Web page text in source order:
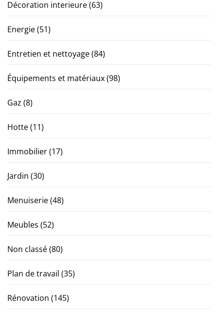
Décoration interieure(63)
Energie(51)
Entretien et nettoyage(84)
Équipements et matériaux(98)
Gaz (8)
Hotte(11)
Immobilier(17)
Jardin (30)
Menuiserie(48)
Meubles (52)
Non classé(80)
Plan de travail (35)
Rénovation (145)